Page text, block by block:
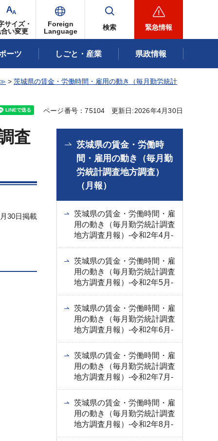
サイズ・
い変更
Foreign
Language
検索 緊急情報
ーツ しごと・産業 県政情報
≫ > 茨城県の賃金・労働時間・雇用の動き（毎月勤労統計
ページ番号：75104 更新日:2026年4月30日
査
30日掲載
茨城県の賃金・労働時
間・雇用の動き（毎月勤
労統計調査地方調査）
（月報）
茨城県の賃金・労働時間・雇
用の動き（毎月勤労統計調査
地方調査月報）-令和2年4月-
茨城県の賃金・労働時間・雇
用の動き（毎月勤労統計調査
地方調査月報）-令和2年5月-
茨城県の賃金・労働時間・雇
用の動き（毎月勤労統計調査
地方調査月報）-令和2年6月-
茨城県の賃金・労働時間・雇
用の動き（毎月勤労統計調査
地方調査月報）-令和2年7月-
茨城県の賃金・労働時間・雇
用の動き（毎月勤労統計調査
地方調査月報）-令和2年8月-